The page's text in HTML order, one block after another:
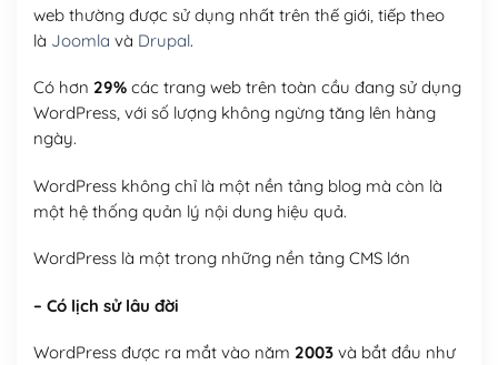
web thường được sử dụng nhất trên thế giới, tiếp theo
là Joomla và Drupal.
Có hơn 29%các trang web trên toàn cầu đang sử dụng
WordPress, với số lượng không ngừng tăng lên hàng
ngày.
WordPress không chỉ là một nền tảng blog mà còn là
một hệ thống quản lý nội dung hiệu quả.
WordPress là một trong những nền tảng CMS lớn
– Có lịch sử lâu đời
WordPress được ra mắt vào năm 2003và bắt đầu như